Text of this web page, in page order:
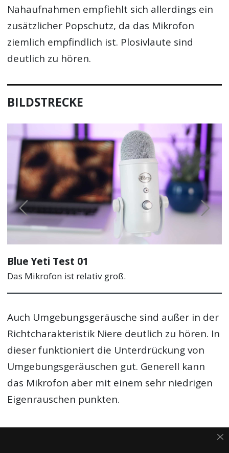
Nahaufnahmen empfiehlt sich allerdings ein
zusätzlicher Popschutz, da das Mikrofon
ziemlich empfindlich ist. Plosivlaute sind
deutlich zu hören.
BILDSTRECKE
Blue Yeti Test 01
Das Mikrofon ist relativ groß.
Previous Next
Auch Umgebungsgeräusche sind außer in der
Richtcharakteristik Niere deutlich zu hören. In
dieser funktioniert die Unterdrückung von
Umgebungsgeräuschen gut. Generell kann
das Mikrofon aber mit einem sehr niedrigen
Eigenrauschen punkten.